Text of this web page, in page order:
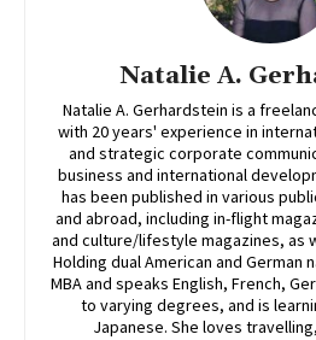
Natalie A.
Natalie A. Gerhardstein is a
with 20 years' experience in
and strategic corporate
business and international
has been published in various
and abroad, including in-flight
and culture/lifestyle magazines, as
Holding dual American and German
MBA and speaks English, French,
to varying degrees, and is
Japanese. She loves